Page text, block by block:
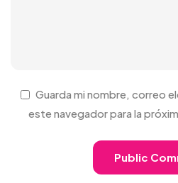
Guarda mi nombre, correo
este navegador para la